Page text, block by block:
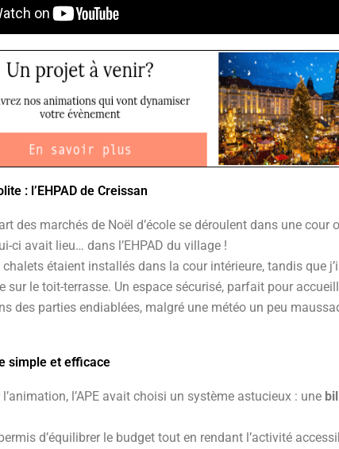
: l’EHPAD de Creissan
des marchés de Noël d’école se déroulent dans une cour
ci avait lieu… dans l’EHPAD du village !
chalets étaient installés dans la cour intérieure, tandis que
sur le toit-terrasse. Un espace sécurisé, parfait pour
des parties endiablées, malgré une météo un peu
simple et efficace
l’APE avait choisi un système astucieux : une
d’équilibrer le budget tout en rendant l’activité